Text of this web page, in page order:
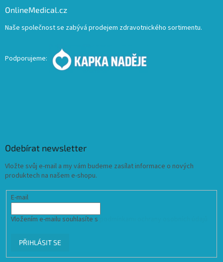
OnlineMedical.cz
Naše společnost se zabývá prodejem zdravotnického sortimentu.
Podporujeme:
Odebírat newsletter
Vložte svůj e-mail a my vám budeme zasílat informace o nových
produktech na našem e-shopu.
E-mail
Vložením e-mailu souhlasíte s
PŘIHLÁSIT SE